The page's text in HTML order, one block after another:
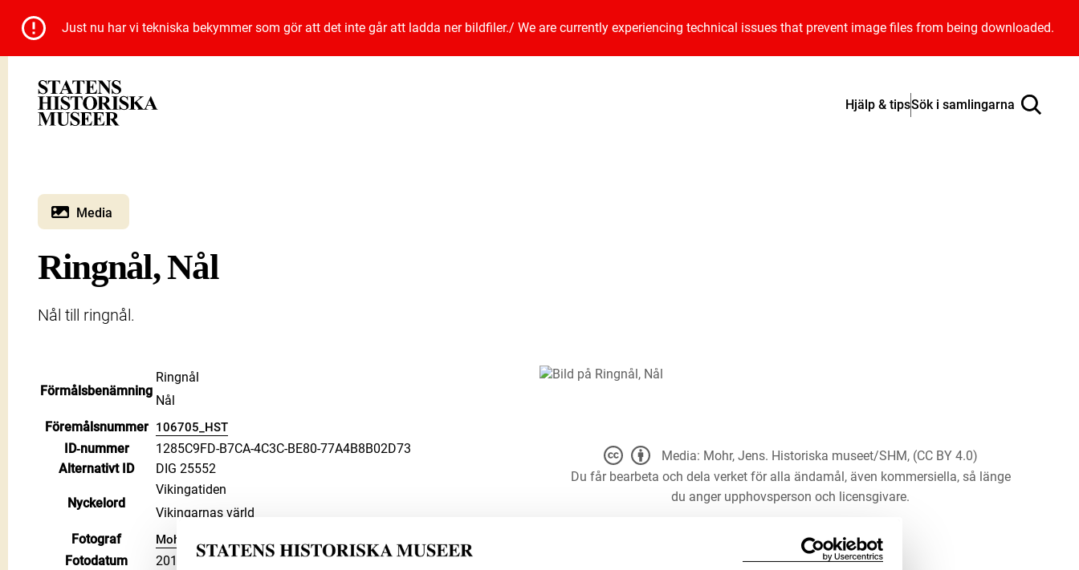
Just nu har vi tekniska bekymmer som gör att det inte går att ladda ner bildfiler./ We are currently experiencing technical issues that prevent image files from being downloaded.
Hjälp & tipsSök i samlingarna
Media
Ringnål, Nål
Nål till ringnål.
Förmålsbenämning
Ringnål
Nål
Föremålsnummer 106705_HST
ID‑nummer
1285C9FD-B7CA-4C3C-BE80-77A4B8B02D73
Alternativt ID
DIG 25552
Nyckelord
Vikingatiden
Vikingarnas värld
Fotograf
Mohr, Jens
Fotodatum 2019
Media: Mohr, Jens. Historiska museet/SHM, (CC BY 4.0)
Du får bearbeta och dela verket för alla ändamål, även kommersiella, så länge
du anger upphovsperson och licensgivare.
LADDA NER MEDIA